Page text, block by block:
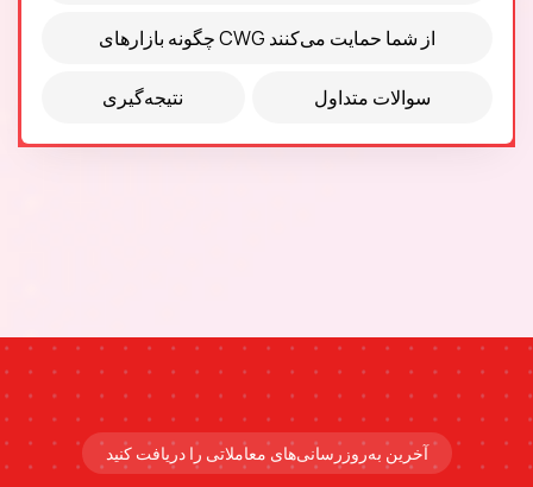
چگونه بازارهای CWG از شما حمایت می‌کنند
نتیجه‌گیری سوالات متداول
آخرین به‌روزرسانی‌های معاملاتی را دریافت کنید